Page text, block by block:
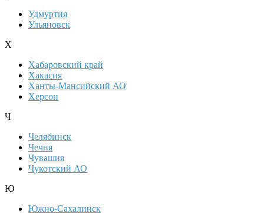
Удмуртия
Ульяновск
Х
Хабаровский край
Хакасия
Ханты-Мансийский АО
Херсон
Ч
Челябинск
Чечня
Чувашия
Чукотский АО
Ю
Южно-Сахалинск